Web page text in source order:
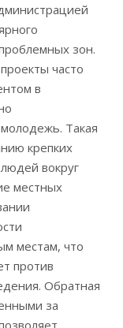
зон.
часто
в
Такая
крепких
вокруг
местных
местам, что
против
Обратная
за